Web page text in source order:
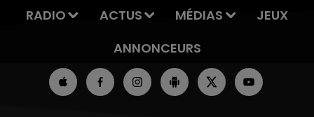
RADIO ACTUS MÉDIAS
JEUX
ANNONCEURS